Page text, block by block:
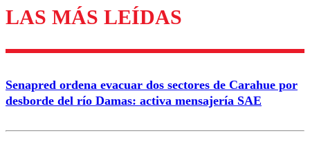
Los comentarios son moderados para garantizar un
diálogo respetuoso.
Correo
LAS MÁS LEÍDAS
Senapred ordena evacuar dos sectores de Carahue por
desborde del río Damas: activa mensajería SAE